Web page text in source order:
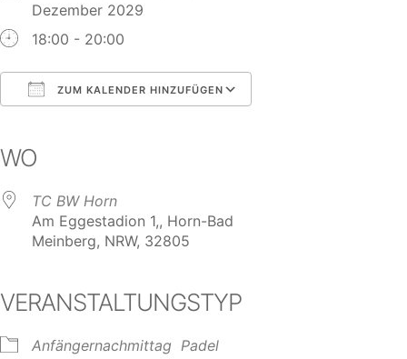
Dezember 2029
18:00 - 20:00
ZUM KALENDER HINZUFÜGEN
WO
TC BW Horn
Am Eggestadion 1,, Horn-Bad
Meinberg, NRW, 32805
VERANSTALTUNGSTYP
Anfängernachmittag Padel